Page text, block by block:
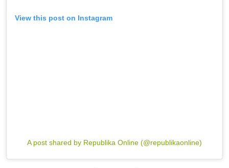
View this post on Instagram
A post shared by Republika Online (@republikaonline)